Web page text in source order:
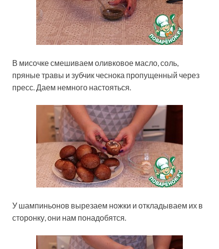
В мисочке смешиваем оливковое масло, соль,
пряные травы и зубчик чеснока пропущенный через
пресс. Даем немного настояться.
У шампиньонов вырезаем ножки и откладываем их в
сторонку, они нам понадобятся.